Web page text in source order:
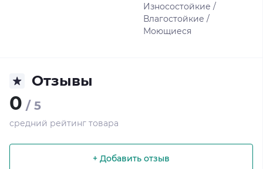
Износостойкие /
Влагостойкие /
Моющиеся
Отзывы
0 / 5
средний рейтинг товара
+ Добавить отзыв